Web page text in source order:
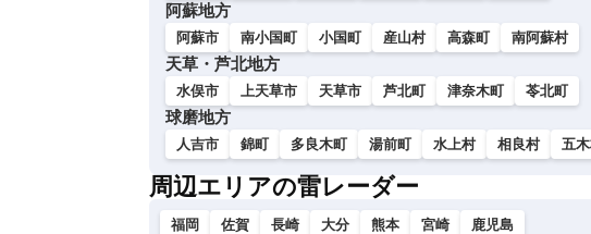
阿蘇地方
阿蘇市 南小国町 小国町 産山村 高森町 南阿蘇村
天草・芦北地方
水俣市 上天草市 天草市 芦北町 津奈木町 苓北町
球磨地方
人吉市 錦町 多良木町 湯前町 水上村 相良村 五
周辺エリアの雷レーダー
福岡 佐賀 長崎 大分 熊本 宮崎 鹿児島